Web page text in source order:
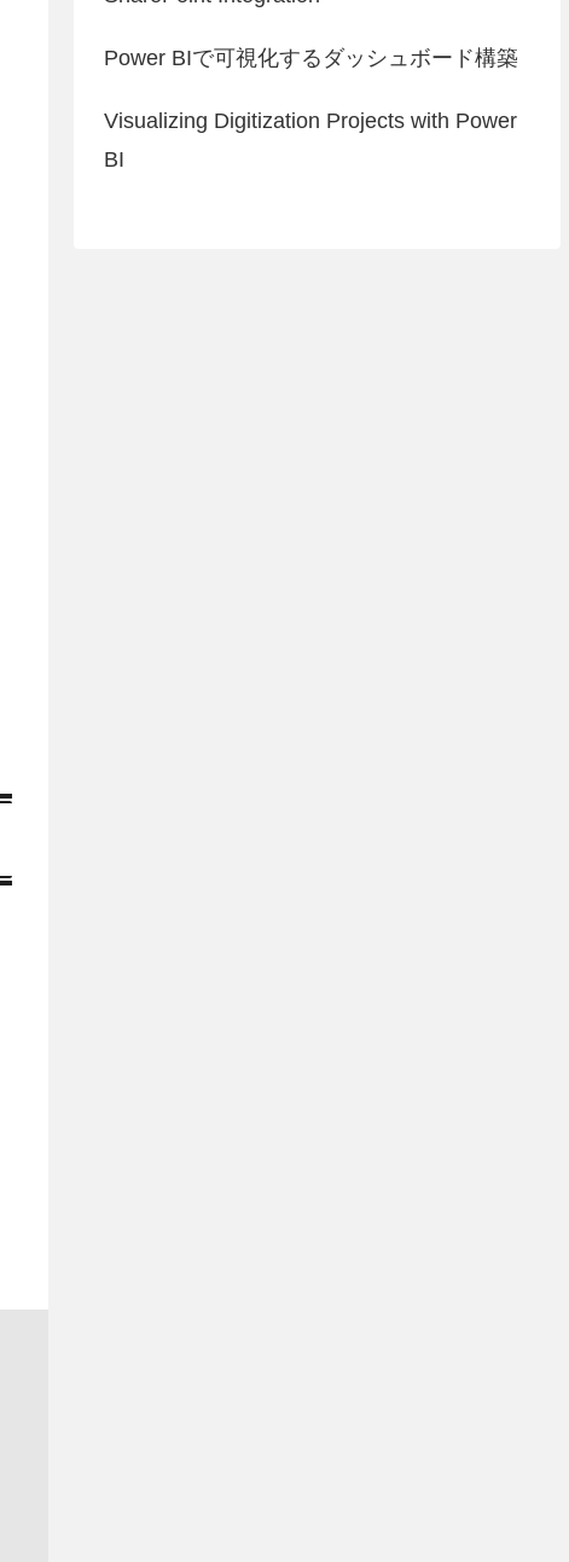
Power BIで可視化するダッシュボード構築
Visualizing Digitization Projects with Power
BI